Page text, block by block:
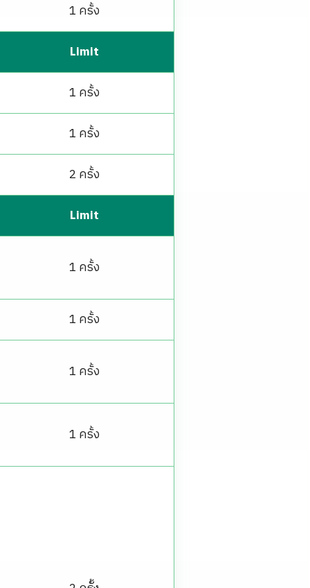
1 ครั้ง
Limit
1 ครั้ง
1 ครั้ง
2 ครั้ง
Limit
1 ครั้ง
1 ครั้ง
1 ครั้ง
1 ครั้ง